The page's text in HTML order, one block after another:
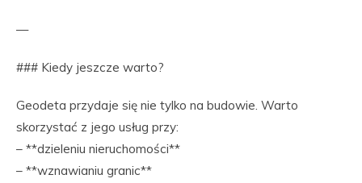
—
### Kiedy jeszcze warto?
Geodeta przydaje się nie tylko na budowie. Warto
skorzystać z jego usług przy:
– **dzieleniu nieruchomości**
– **wznawianiu granic**